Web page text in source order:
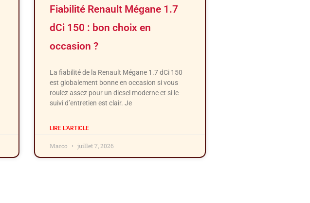
Fiabilité Renault Mégane 1.7
dCi 150 : bon choix en
occasion ?
La fiabilité de la Renault Mégane 1.7 dCi 150
est globalement bonne en occasion si vous
roulez assez pour un diesel moderne et si le
suivi d’entretien est clair. Je
LIRE L'ARTICLE
Marco juillet 7, 2026